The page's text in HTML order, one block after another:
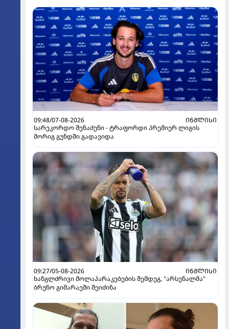
09:48/07-08-2026
ᲘᲜᲒᲚᲘᲡᲘ
სარეკორდო შენაძენი - ტრაფორდი პრემიერ ლიგის
მორიგ გუნდში გადავიდა
09:27/05-08-2026
ᲘᲜᲒᲚᲘᲡᲘ
ხანგლძრივი მოლაპარაკებების შემდეგ, "არსენალმა"
ბრუნო გიმარაეში შეიძინა